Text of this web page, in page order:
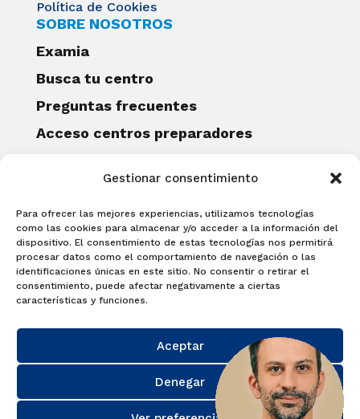
Gestionar consentimiento
Para ofrecer las mejores experiencias, utilizamos tecnologías
como las cookies para almacenar y/o acceder a la información del
dispositivo. El consentimiento de estas tecnologías nos permitirá
procesar datos como el comportamiento de navegación o las
identificaciones únicas en este sitio. No consentir o retirar el
consentimiento, puede afectar negativamente a ciertas
características y funciones.
Aceptar
Denegar
Política de Cookies
SOBRE NOSOTROS
Examia
Busca tu centro
Preguntas frecuentes
Acceso centros preparadores
Becas Examia
Contacto
CERTIFICACIONES
Linguaskill
Cambridge English Qualifications
EXAMÍNATE
Matricúlate con nosotros y obtén tu